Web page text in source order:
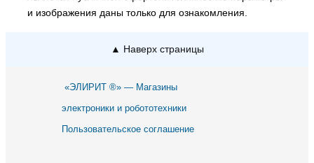
и изображения даны только для ознакомления.
▲ Наверх страницы
«ЭЛИРИТ ®» — Магазины
электроники и робототехники
Пользовательское соглашение